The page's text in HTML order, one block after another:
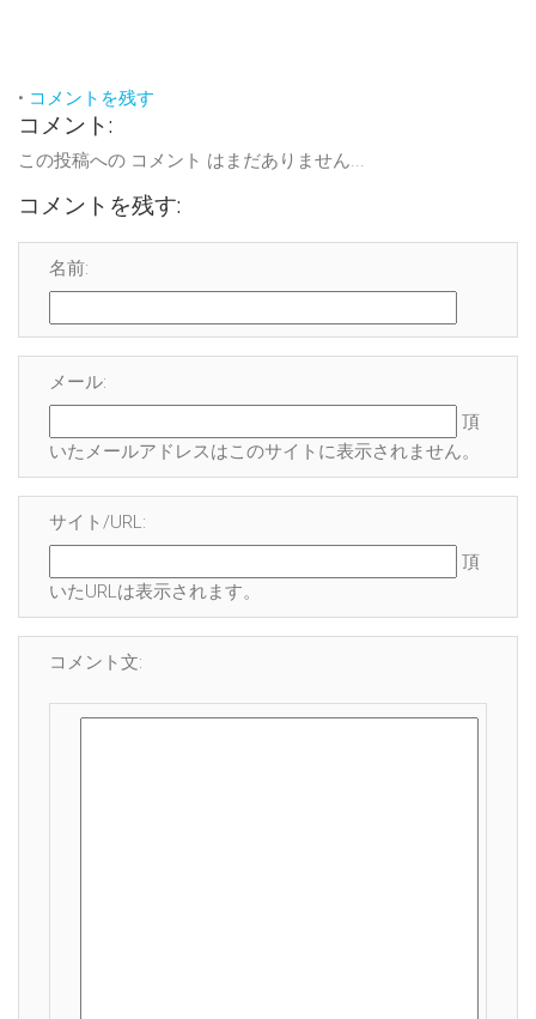
• コメントを残す
コメント:
この投稿への コメント はまだありません...
コメントを残す:
名前:
メール:
頂
いたメールアドレスはこのサイトに表示されません。
サイト/URL:
頂
いたURLは表示されます。
コメント文: